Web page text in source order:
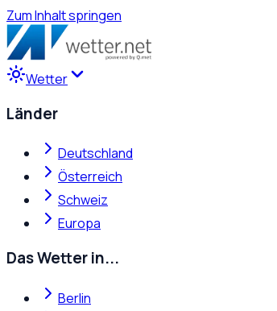
Zum Inhalt springen
Wetter
Länder
Deutschland
Österreich
Schweiz
Europa
Das Wetter in...
Berlin